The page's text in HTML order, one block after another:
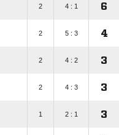
2 4 : 1 6
2 5 : 3 4
2 4 : 2 3
2 4 : 3 3
1 2 : 1 3